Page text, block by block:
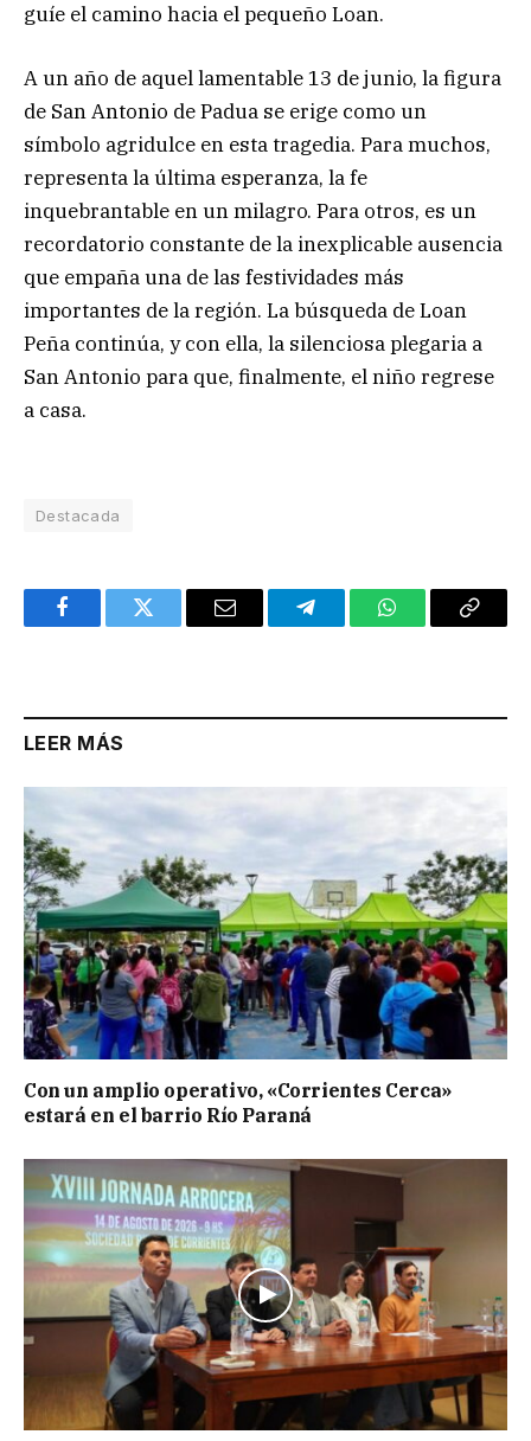
guíe el camino hacia el pequeño Loan.
A un año de aquel lamentable 13 de junio, la figura
de San Antonio de Padua se erige como un
símbolo agridulce en esta tragedia. Para muchos,
representa la última esperanza, la fe
inquebrantable en un milagro. Para otros, es un
recordatorio constante de la inexplicable ausencia
que empaña una de las festividades más
importantes de la región. La búsqueda de Loan
Peña continúa, y con ella, la silenciosa plegaria a
San Antonio para que, finalmente, el niño regrese
a casa.
Destacada
FacebookTwitter Email TelegramWhatsAppCopy
LEER MÁS
Con un amplio operativo, «Corrientes Cerca»
estará en el barrio Río Paraná